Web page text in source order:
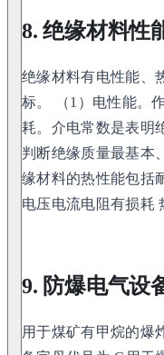
8. 绝缘材料性
绝缘材料有电性能、
标。 （1）电性能。
耗。介电常数是表明
判断绝缘质量最基本
缘材料的热性能包括
电压电流电阻有损耗
9. 防爆电气设
用于煤矿有甲烷的爆